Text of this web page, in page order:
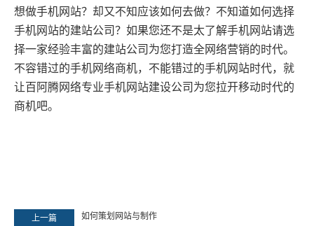
想做手机网站？却又不知应该如何去做？不知道如何选择
手机网站的建站公司？如果您还不是太了解手机网站请选
择一家经验丰富的建站公司为您打造全网络营销的时代。
不容错过的手机网络商机，不能错过的手机网站时代，就
让百阿腾网络专业手机网站建设公司为您拉开移动时代的
商机吧。
上一篇
如何策划网站与制作